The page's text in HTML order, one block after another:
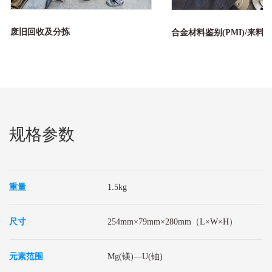
废旧回收及分拣 合金材料鉴别(PMI)/来料
规格参数
重量 1.5kg
尺寸 254mm×79mm×280mm（L×W×H）
元素范围 Mg(镁)—U(铀)